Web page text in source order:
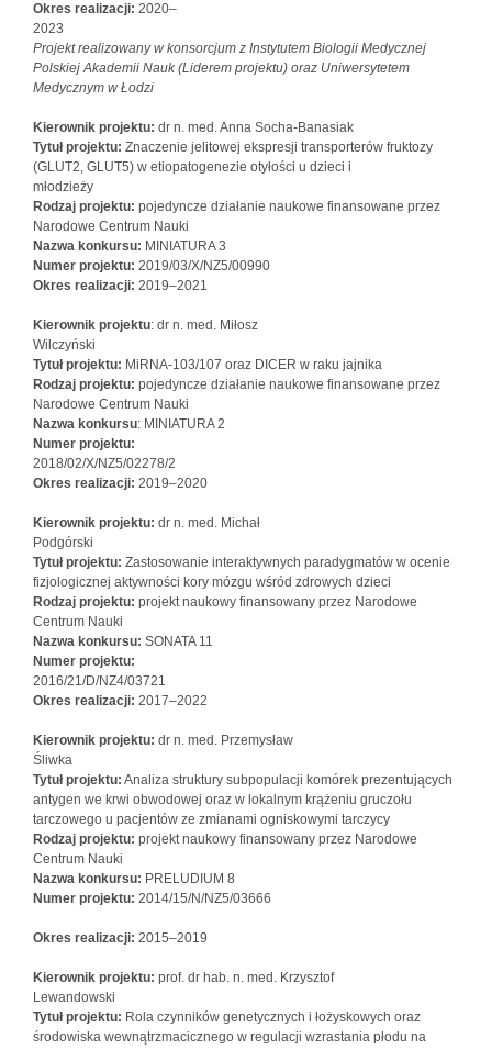
Okres realizacji: 2020–
2023
Projekt realizowany w konsorcjum z Instytutem Biologii Medycznej
Polskiej Akademii Nauk (Liderem projektu) oraz Uniwersytetem
Medycznym w Łodzi
Kierownik projektu: dr n. med. Anna Socha-Banasiak
Tytuł projektu: Znaczenie jelitowej ekspresji transporterów fruktozy
(GLUT2, GLUT5) w etiopatogenezie otyłości u dzieci i
młodzieży
Rodzaj projektu: pojedyncze działanie naukowe finansowane przez
Narodowe Centrum Nauki
Nazwa konkursu: MINIATURA 3
Numer projektu: 2019/03/X/NZ5/00990
Okres realizacji: 2019–2021
Kierownik projektu: dr n. med. Miłosz
Wilczyński
Tytuł projektu: MiRNA-103/107 oraz DICER w raku jajnika
Rodzaj projektu: pojedyncze działanie naukowe finansowane przez
Narodowe Centrum Nauki
Nazwa konkursu: MINIATURA 2
Numer projektu:
2018/02/X/NZ5/02278/2
Okres realizacji: 2019–2020
Kierownik projektu: dr n. med. Michał
Podgórski
Tytuł projektu: Zastosowanie interaktywnych paradygmatów w ocenie
fizjologicznej aktywności kory mózgu wśród zdrowych dzieci
Rodzaj projektu: projekt naukowy finansowany przez Narodowe
Centrum Nauki
Nazwa konkursu: SONATA 11
Numer projektu:
2016/21/D/NZ4/03721
Okres realizacji: 2017–2022
Kierownik projektu: dr n. med. Przemysław
Śliwka
Tytuł projektu: Analiza struktury subpopulacji komórek prezentujących
antygen we krwi obwodowej oraz w lokalnym krążeniu gruczołu
tarczowego u pacjentów ze zmianami ogniskowymi tarczycy
Rodzaj projektu: projekt naukowy finansowany przez Narodowe
Centrum Nauki
Nazwa konkursu: PRELUDIUM 8
Numer projektu: 2014/15/N/NZ5/03666
Okres realizacji: 2015–2019
Kierownik projektu: prof. dr hab. n. med. Krzysztof
Lewandowski
Tytuł projektu: Rola czynników genetycznych i łożyskowych oraz
środowiska wewnątrzmacicznego w regulacji wzrastania płodu na